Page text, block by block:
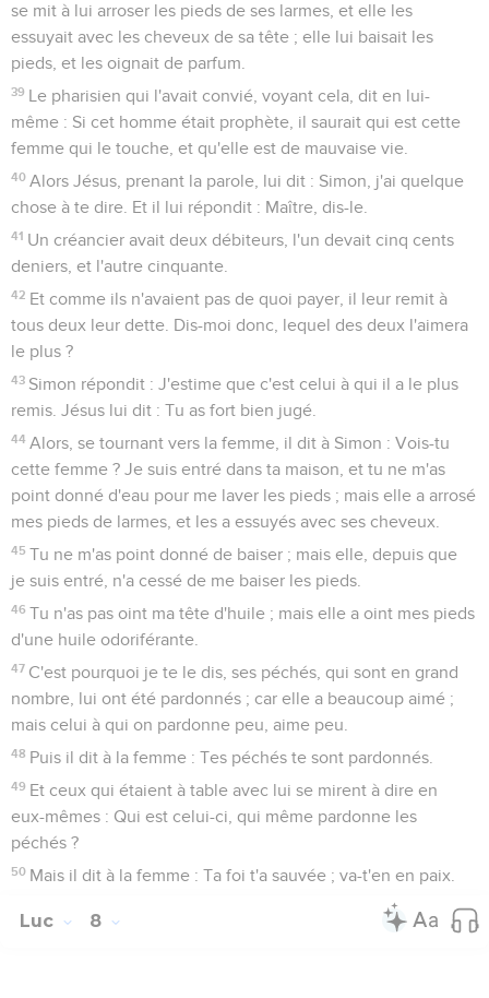
se mit à lui arroser les pieds de ses larmes, et elle les
essuyait avec les cheveux de sa tête ; elle lui baisait les
pieds, et les oignait de parfum.
39 Le pharisien qui l'avait convié, voyant cela, dit en lui-
même : Si cet homme était prophète, il saurait qui est cette
femme qui le touche, et qu'elle est de mauvaise vie.
40 Alors Jésus, prenant la parole, lui dit : Simon, j'ai quelque
chose à te dire. Et il lui répondit : Maître, dis-le.
41 Un créancier avait deux débiteurs, l'un devait cinq cents
deniers, et l'autre cinquante.
42 Et comme ils n'avaient pas de quoi payer, il leur remit à
tous deux leur dette. Dis-moi donc, lequel des deux l'aimera
le plus ?
43 Simon répondit : J'estime que c'est celui à qui il a le plus
remis. Jésus lui dit : Tu as fort bien jugé.
44 Alors, se tournant vers la femme, il dit à Simon : Vois-tu
cette femme ? Je suis entré dans ta maison, et tu ne m'as
point donné d'eau pour me laver les pieds ; mais elle a arrosé
mes pieds de larmes, et les a essuyés avec ses cheveux.
45 Tu ne m'as point donné de baiser ; mais elle, depuis que
je suis entré, n'a cessé de me baiser les pieds.
46 Tu n'as pas oint ma tête d'huile ; mais elle a oint mes pieds
d'une huile odoriférante.
47 C'est pourquoi je te le dis, ses péchés, qui sont en grand
nombre, lui ont été pardonnés ; car elle a beaucoup aimé ;
mais celui à qui on pardonne peu, aime peu.
48 Puis il dit à la femme : Tes péchés te sont pardonnés.
49 Et ceux qui étaient à table avec lui se mirent à dire en
eux-mêmes : Qui est celui-ci, qui même pardonne les
péchés ?
50 Mais il dit à la femme : Ta foi t'a sauvée ; va-t'en en paix.
Luc 8